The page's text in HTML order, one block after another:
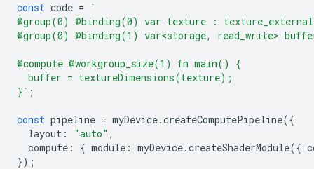
const code =
`
@group(0) @binding(0) var texture :
@group(0) @binding(1) var<storage, read_write>
@compute @workgroup_size(1) fn main() {
  buffer = textureDimensions(texture);
}` ;
const pipeline = myDevice.createComputePipeline({
layout : "auto" ,
compute : { module : myDevice.createShaderModule({
});